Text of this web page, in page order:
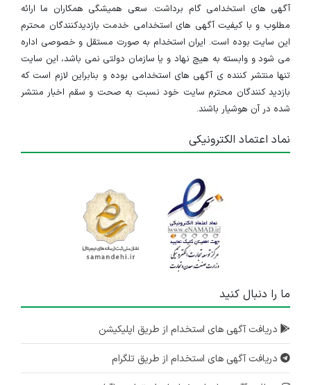
آگهی های استخدامی گام برداشت. سعی همیشگی همکاران ما ارائه
مطلوب و با کیفیت آگهی های استخدامی خدمت بازدیدکنندگان محترم
این سایت بوده است. ایران استخدام به صورت مستقل و خصوصی اداره
می شود و وابسته به هیچ نهاد و یا سازمان دولتی نمی باشد، این سایت
تنها منتشر کننده ی آگهی های استخدامی بوده و بنابراین لازم است که
بازدید کنندگان محترم سایت خود نسبت به صحت و سقم اخبار منتشر
شده در آن هوشیار باشند.
نماد اعتماد الکترونیکی
ما را دنبال کنید
دریافت آگهی های استخدام از طریق اپلیکیشن
دریافت آگهی های استخدام از طریق تلگرام